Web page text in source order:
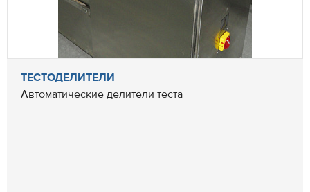
ТЕСТОДЕЛИТЕЛИ
Автоматические делители теста